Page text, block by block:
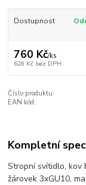
Dostupnost
760 Kč/ks
628 Kč bez DPH
Číslo produktu:
EAN kód:
Kompletní
Stropní svítidlo, kov
žárovek 3xGU10,